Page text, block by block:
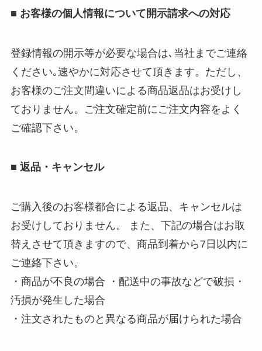
■ お客様の個人情報について開示請求への対応
登録情報の開示等が必要な場合は､当社までご連絡
ください｡速やかに対応させて頂きます。ただし、
お客様のご注文間違いによる商品返品はお受けし
ておりません。ご注文確定前にご注文内容をよく
ご確認下さい。
■ 返品・キャンセル
ご購入後のお客様都合による返品、キャンセルは
お受けしておりません。 また、下記の場合はお取
替えさせて頂きますので、商品到着から7日以内に
ご連絡下さい。
・商品が不良の場合 ・配送中の事故などで破損・
汚損が発生した場合
・注文されたものと異なる商品が届けられた場合